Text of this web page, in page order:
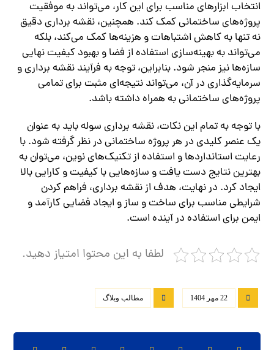
انتخاب ابزارهای مناسب برای این کار، می‌تواند به موفقیت
پروژه‌های ساختمانی کمک کند. همچنین، نقشه برداری دقیق
نه تنها به کاهش اشتباهات و هزینه‌ها کمک می‌کند، بلکه
می‌تواند به بهینه‌سازی استفاده از فضا و بهبود کیفیت نهایی
سازه‌ها نیز منجر شود. بنابراین، توجه به فرآیند نقشه برداری و
سرمایه‌گذاری در آن، می‌تواند نتیجه‌ای مثبت برای تمامی
پروژه‌های ساختمانی به همراه داشته باشد.
با توجه به تمام این نکات، نقشه برداری سوله باید به عنوان
یک عنصر کلیدی در هر پروژه ساختمانی در نظر گرفته شود. با
رعایت استانداردها و استفاده از تکنیک‌های نوین، می‌توان به
بهترین نتایج دست یافت و سازه‌هایی با کیفیت و کارایی بالا
ایجاد کرد. در نهایت، هدف از نقشه برداری، فراهم کردن
شرایطی مناسب برای ساخت و ساز و ایجاد فضایی کارآمد و
ایمن برای استفاده در آینده است.
لطفا به این محتوا امتیاز دهید.
22 مهر 1404 مطالب وبلاگ